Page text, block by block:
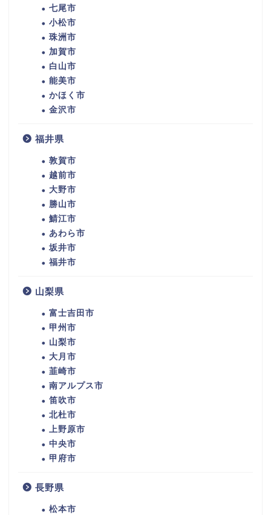
七尾市
小松市
珠洲市
加賀市
白山市
能美市
かほく市
金沢市
福井県
敦賀市
越前市
大野市
勝山市
鯖江市
あわら市
坂井市
福井市
山梨県
富士吉田市
甲州市
山梨市
大月市
韮崎市
南アルプス市
笛吹市
北杜市
上野原市
中央市
甲府市
長野県
松本市